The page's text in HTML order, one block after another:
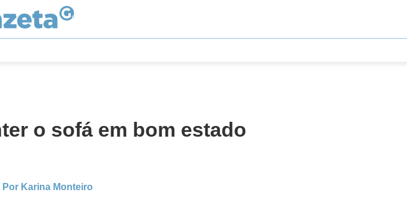
o sofá em bom estado
Por Karina Monteiro